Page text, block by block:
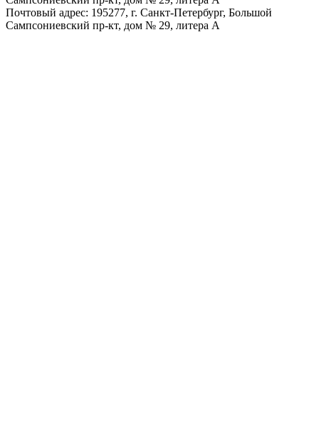
Почтовый адрес: 195277, г. Санкт-Петербург, Большой
Сампсониевский пр-кт, дом № 29, литера А